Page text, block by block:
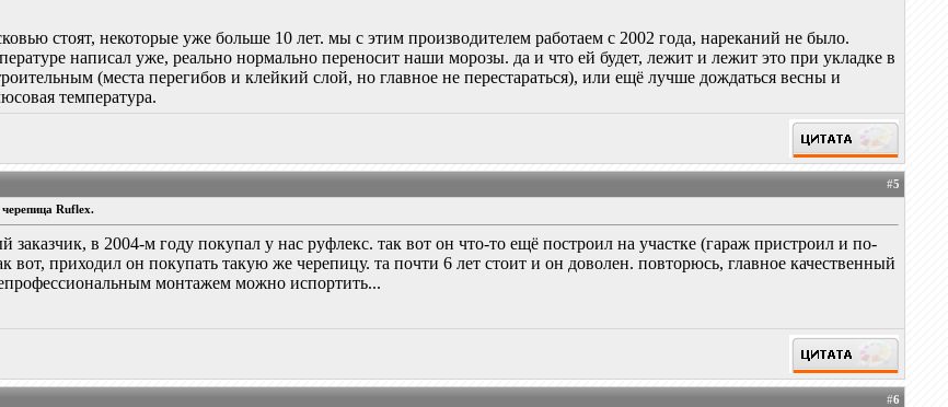
стоят, некоторые уже больше 10 лет. мы с этим производителем работаем с 2002 года, нареканий не было.
написал уже, реально нормально переносит наши морозы. да и что ей будет, лежит и лежит это при укладке в
(места перегибов и клейкий слой, но главное не перестараться), или ещё лучше дождаться весны и
температура.
#5
Ruflex.
в 2004-м году покупал у нас руфлекс. так вот он что-то ещё построил на участке (гараж пристроил и по-
вот, приходил он покупать такую же черепицу. та почти 6 лет стоит и он доволен. повторюсь, главное качественный
монтажем можно испортить...
#6